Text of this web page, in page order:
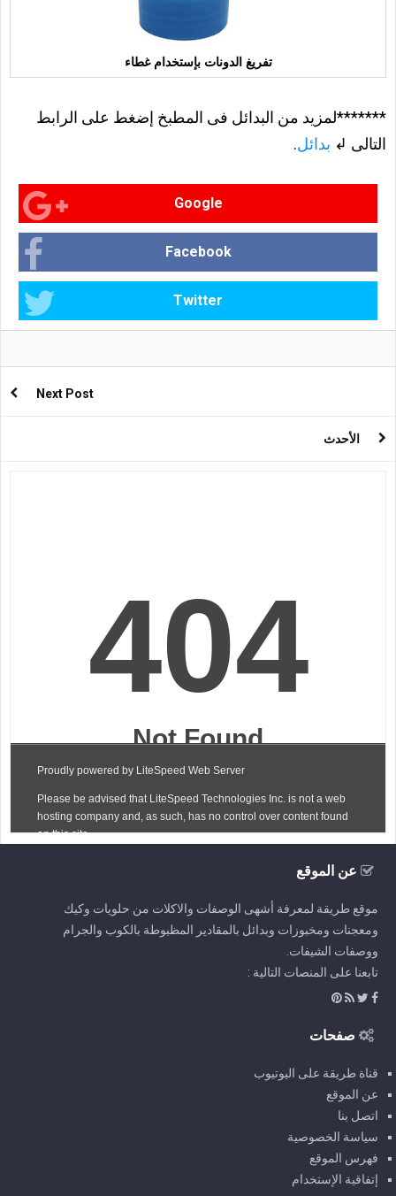
تفريغ الدونات بإستخدام غطاء
*******لمزيد من البدائل فى المطبخ إضغط على الرابط
التالى ↲ بدائل.
Google
Facebook
Twitter
Next Post
الأحدث
عن الموقع
موقع طريقة لمعرفة أشهى الوصفات والاكلات من حلويات وكيك
ومعجنات ومخبوزات وبدائل بالمقادير المظبوطة بالكوب والجرام
ووصفات الشيفات.
تابعنا على المنصات التالية :
صفحات
قناة طريقة على اليوتيوب
عن الموقع
اتصل بنا
سياسة الخصوصية
فهرس الموقع
إتفاقية الإستخدام